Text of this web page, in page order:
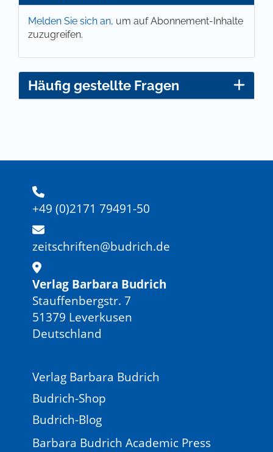
Melden Sie sich an, um auf Abonnement-Inhalte
zuzugreifen.
Häufig gestellte Fragen
+49 (0)2171 79491-50
zeitschriften@budrich.de
Verlag Barbara Budrich
Stauffenbergstr. 7
51379 Leverkusen
Deutschland
Verlag Barbara Budrich
Budrich-Shop
Budrich-Blog
Barbara Budrich Academic Press